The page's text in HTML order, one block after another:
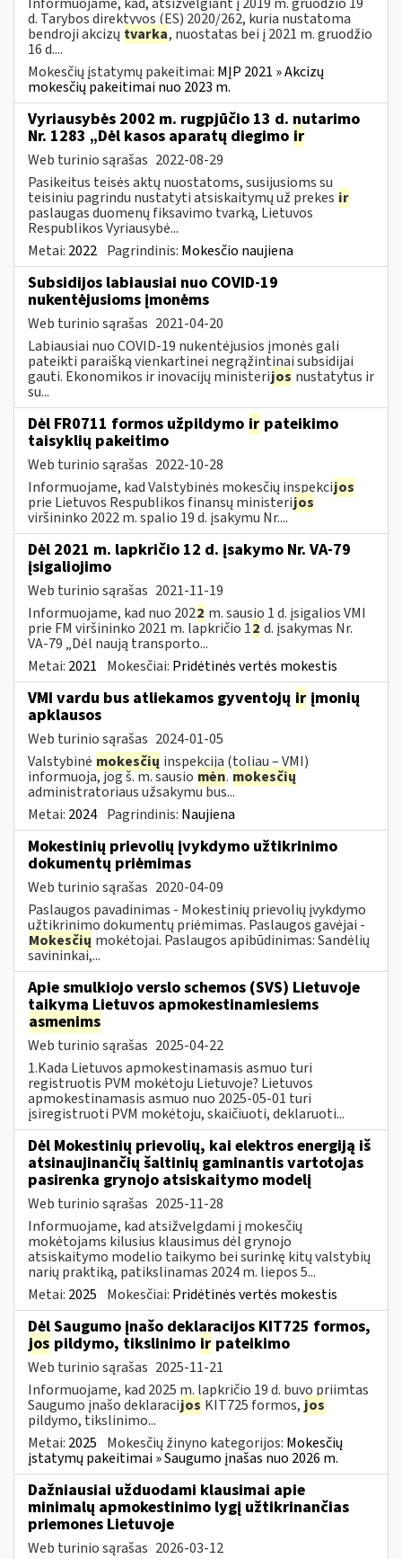
d. Tarybos direktyvos (ES) 2020/262, kuria nustatoma
bendroji akcizų tvarka, nuostatas bei į 2021 m. gruodžio
16 d....
Mokesčių įstatymų pakeitimai: MĮP 2021 » Akcizų
mokesčių pakeitimai nuo 2023 m.
Vyriausybės 2002 m. rugpjūčio 13 d. nutarimo
Nr. 1283 „Dėl kasos aparatų diegimo ir
Web turinio sąrašas 2022-08-29
Pasikeitus teisės aktų nuostatoms, susijusioms su
teisiniu pagrindu nustatyti atsiskaitymų už prekes ir
paslaugas duomenų fiksavimo tvarką, Lietuvos
Respublikos Vyriausybė...
Metai: 2022 Pagrindinis: Mokesčio naujiena
Subsidijos labiausiai nuo COVID-19
nukentėjusioms įmonėms
Web turinio sąrašas 2021-04-20
Labiausiai nuo COVID-19 nukentėjusios įmonės gali
pateikti paraišką vienkartinei negrąžintinai subsidijai
gauti. Ekonomikos ir inovacijų ministerijos nustatytus ir
su...
Dėl FR0711 formos užpildymo ir pateikimo
taisyklių pakeitimo
Web turinio sąrašas 2022-10-28
Informuojame, kad Valstybinės mokesčių inspekcijos
prie Lietuvos Respublikos finansų ministerijos
viršininko 2022 m. spalio 19 d. įsakymu Nr....
Dėl 2021 m. lapkričio 12 d. įsakymo Nr. VA-79
įsigaliojimo
Web turinio sąrašas 2021-11-19
Informuojame, kad nuo 2022 m. sausio 1 d. įsigalios VMI
prie FM viršininko 2021 m. lapkričio 12 d. įsakymas Nr.
VA-79 „Dėl naują transporto...
Metai: 2021 Mokesčiai: Pridėtinės vertės mokestis
VMI vardu bus atliekamos gyventojų ir įmonių
apklausos
Web turinio sąrašas 2024-01-05
Valstybinė mokesčių inspekcija (toliau – VMI)
informuoja, jog š. m. sausio mėn. mokesčių
administratoriaus užsakymu bus...
Metai: 2024 Pagrindinis: Naujiena
Mokestinių prievolių įvykdymo užtikrinimo
dokumentų priėmimas
Web turinio sąrašas 2020-04-09
Paslaugos pavadinimas - Mokestinių prievolių įvykdymo
užtikrinimo dokumentų priėmimas. Paslaugos gavėjai -
Mokesčių mokėtojai. Paslaugos apibūdinimas: Sandėlių
savininkai,...
Apie smulkiojo verslo schemos (SVS) Lietuvoje
taikymą Lietuvos apmokestinamiesiems
asmenims
Web turinio sąrašas 2025-04-22
1.Kada Lietuvos apmokestinamasis asmuo turi
registruotis PVM mokėtoju Lietuvoje? Lietuvos
apmokestinamasis asmuo nuo 2025-05-01 turi
įsiregistruoti PVM mokėtoju, skaičiuoti, deklaruoti...
Dėl Mokestinių prievolių, kai elektros energiją iš
atsinaujinančių šaltinių gaminantis vartotojas
pasirenka grynojo atsiskaitymo modelį
Web turinio sąrašas 2025-11-28
Informuojame, kad atsižvelgdami į mokesčių
mokėtojams kilusius klausimus dėl grynojo
atsiskaitymo modelio taikymo bei surinkę kitų valstybių
narių praktiką, patikslinamas 2024 m. liepos 5...
Metai: 2025 Mokesčiai: Pridėtinės vertės mokestis
Dėl Saugumo įnašo deklaracijos KIT725 formos,
jos pildymo, tikslinimo ir pateikimo
Web turinio sąrašas 2025-11-21
Informuojame, kad 2025 m. lapkričio 19 d. buvo priimtas
Saugumo įnašo deklaracijos KIT725 formos, jos
pildymo, tikslinimo...
Metai: 2025 Mokesčių žinyno kategorijos: Mokesčių
įstatymų pakeitimai » Saugumo įnašas nuo 2026 m.
Dažniausiai užduodami klausimai apie
minimalų apmokestinimo lygį užtikrinančias
priemones Lietuvoje
Web turinio sąrašas 2026-03-12